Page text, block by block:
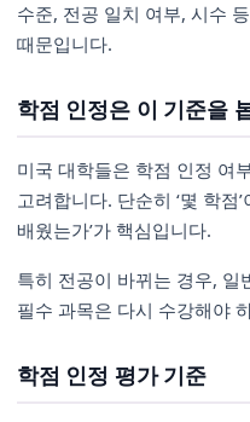
수준, 전공 일치 여부, 시수
때문입니다.
학점 인정은 이 기준을
미국 대학들은 학점 인정 여
고려합니다. 단순히 ‘몇 학점
배웠는가’가 핵심입니다.
특히 전공이 바뀌는 경우, 일
필수 과목은 다시 수강해야
학점 인정 평가 기준